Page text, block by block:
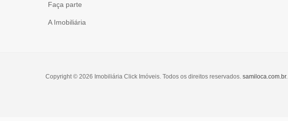
Faça parte
A Imobiliária
Copyright © 2026 Imobiliária Click Imóveis. Todos os direitos reservados. samiloca.com.br.